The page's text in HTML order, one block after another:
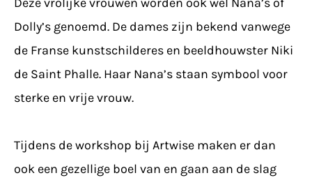
Dolly’s genoemd. De dames zijn bekend vanwege
de Franse kunstschilderes en beeldhouwster Niki
de Saint Phalle. Haar Nana’s staan symbool voor
sterke en vrije vrouw.
Tijdens de workshop bij Artwise maken er dan
ook een gezellige boel van en gaan aan de slag